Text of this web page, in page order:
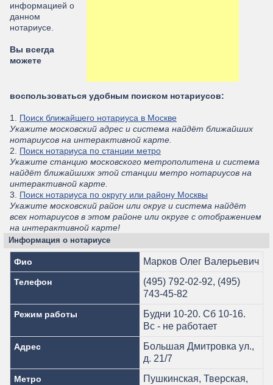
информацией о
данном
нотариусе.
Вы всегда
можете
воспользоваться удобным поиском нотариусов:
1. Поиск ближайшего нотариуса в Москве
Укажите московский адрес и система найдёт ближайших
нотариусов на интерактивной карте.
2. Поиск нотариуса по станции метро
Укажите станцию московского метрополитена и система
найдёт ближайшихк этой станции метро нотариусов на
интерактивной карте.
3. Поиск нотариуса по округу или району Москвы
Укажите московский район или округ и система найдёт
всех нотариусов в этом районе или округе с отображением
на интерактивной карте!
Информация о нотариусе
Фио Марков Олег Валерьевич
Телефон
(495) 792-02-92, (495)
743-45-82
Режим работы
Будни 10-20. Сб 10-16.
Вс - не работает
Адрес
Большая Дмитровка ул.,
д. 21/7
Метро
Пушкинская, Тверская,